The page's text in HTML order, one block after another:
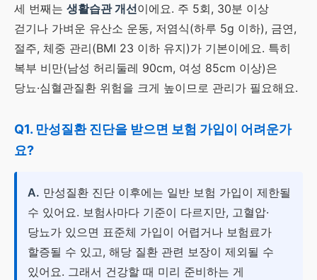
세 번째는 생활습관 개선이에요. 주 5회, 30분 이상
걷기나 가벼운 유산소 운동, 저염식(하루 5g 이하), 금연,
절주, 체중 관리(BMI 23 이하 유지)가 기본이에요. 특히
복부 비만(남성 허리둘레 90cm, 여성 85cm 이상)은
당뇨·심혈관질환 위험을 크게 높이므로 관리가 필요해요.
Q1. 만성질환 진단을 받으면 보험 가입이 어려운가
요?
A. 만성질환 진단 이후에는 일반 보험 가입이 제한될
수 있어요. 보험사마다 기준이 다르지만, 고혈압·
당뇨가 있으면 표준체 가입이 어렵거나 보험료가
할증될 수 있고, 해당 질환 관련 보장이 제외될 수
있어요. 그래서 건강할 때 미리 준비하는 게